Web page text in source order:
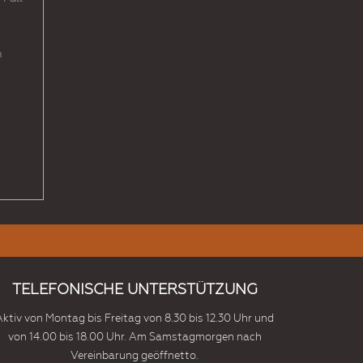
TELEFONISCHE UNTERSTÜTZUNG
von Montag bis Freitag von 8.30 bis 12.30 Uhr und
von 14.00 bis 18.00 Uhr. Am Samstagmorgen nach
Vereinbarung geöffnetto.